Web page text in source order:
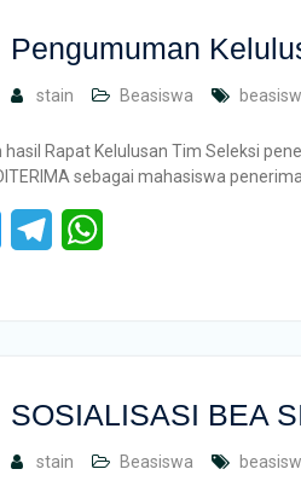
Pengumuman
stain Beasiswa
hasil Rapat Kelulusan Tim Seleksi
sebagai mahasiswa
Twitter Telegram
SOSIALISASI BEA
stain Beasiswa